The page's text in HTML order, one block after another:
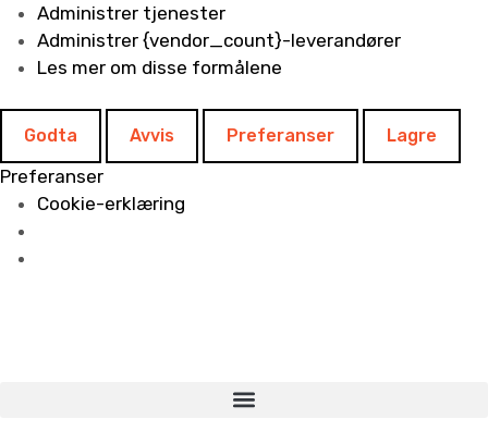
Administrer tjenester
Administrer {vendor_count}-leverandører
Les mer om disse formålene
Godta Avvis Preferanser Lagre
Preferanser
Cookie-erklæring